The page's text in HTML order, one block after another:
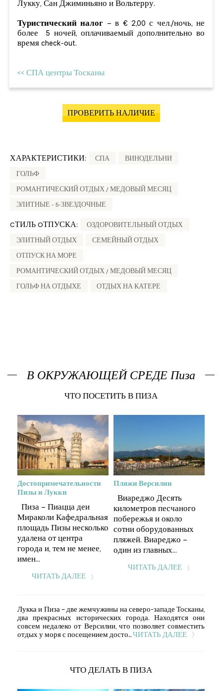
Лукку, Сан Джиминьяно и Вольтерру.
Туристический налог – в € 2,00 с чел./ночь, не
более 5 ночей, оплачиваемый дополнительно во
время check-out.
<< СПА центры Тосканы
ПРОВЕРИТЬ НАЛИЧИЕ
ХАРАКТЕРИСТИКИ: СПА ВИНОДЕЛЬНИ
ГОЛЬФ
РОМАНТИЧЕСКИЙ ОТДЫХ / МЕДОВЫЙ МЕСЯЦ
ЭЛИТНЫЕ - 5-ЗВЕЗДОЧНЫЕ
CТИЛЬ OТПУСКА: ОЗДОРОВИТЕЛЬНЫЙ ОТДЫХ
ЭЛИТНЫЙ ОТДЫХ СЕМЕЙНЫЙ ОТДЫХ
ОТПУСК НА МОРЕ
РОМАНТИЧЕСКИЙ ОТДЫХ / МЕДОВЫЙ МЕСЯЦ
ГОЛЬФ НА ОТДЫХЕ ОТДЫХ НА КАТЕРЕ
В ОКРУЖАЮЩЕЙ СРЕДЕ Пиза
ЧТО ПОСЕТИТЬ В ПИЗА
Достопримечательности
Пизы и Лукки
Пиза – Пиацца деи
Мираколи Кафедральная
площадь Пизы несколько
удалена от центра
города и, тем не менее,
имен...
ЧИТАТЬ ДАЛЕЕ
Пляжи Версилии
Виареджо Десять
километров песчаного
побережья и около
сотни оборудованных
пляжей. Виареджо –
один из главных...
ЧИТАТЬ ДАЛЕЕ
Лукка и Пиза – две жемчужины на северо-западе Тосканы,
два прекрасных исторических города. Находятся они
совсем недалеко от Версилии, что позволяет совместить
отдых у моря с посещением досто... ЧИТАТЬ ДАЛЕЕ
ЧТО ДЕЛАТЬ В ПИЗА